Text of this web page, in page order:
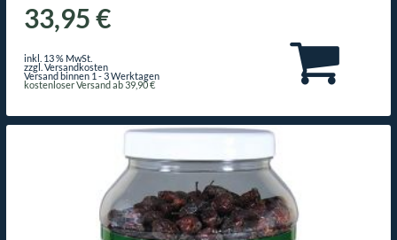
33,95 €
inkl. 13 % MwSt.
zzgl. Versandkosten
Versand binnen 1 - 3 Werktagen
kostenloser Versand ab 39,90 €